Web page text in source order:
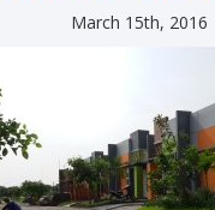
March 15th, 2016